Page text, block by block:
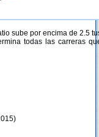
sube por encima de 2.5
todas las carreras